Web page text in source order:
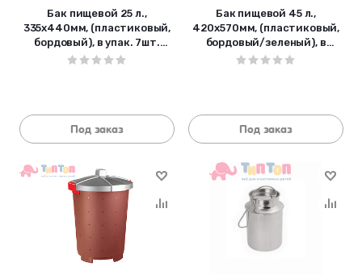
Бак пищевой 25 л.,
335х440мм, (пластиковый,
бордовый), в упак. 7шт.
432106021
Под заказ
Бак пищевой 45 л.,
420х570мм, (пластиковый,
бордовый/зеленый), в
упак.5 шт. 432106121
Под заказ